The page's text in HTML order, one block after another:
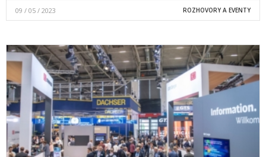
09 / 05 / 2023 ROZHOVORY A EVENTY